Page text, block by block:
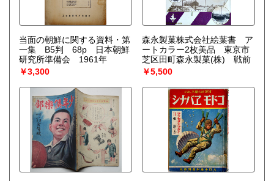
当面の朝鮮に関する資料・第
一集 B5判 68p 日本朝鮮
研究所準備会 1961年
￥3,300
森永製菓株式会社絵葉書 ア
ートカラー2枚美品 東京市
芝区田町森永製菓(株) 戦前
￥5,500